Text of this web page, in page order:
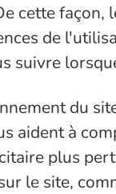
cette
de
du
aident à
plus
le site,